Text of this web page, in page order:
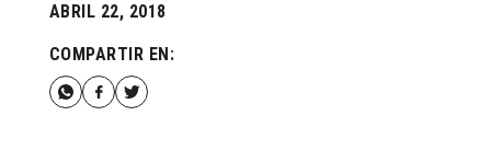
ABRIL 22, 2018
COMPARTIR EN: